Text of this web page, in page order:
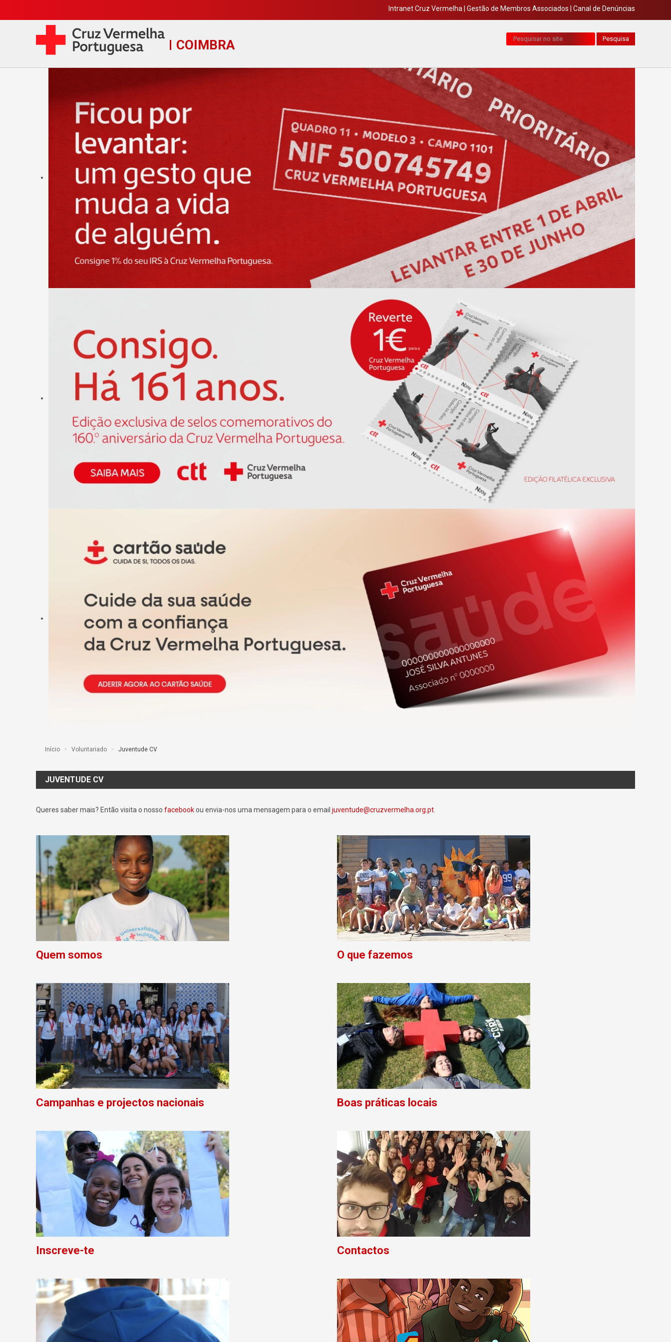
Intranet Cruz Vermelha Gestão de Membros Associados Canal de Denúncias
COIMBRA
Pesquisa... Pesquisa
Início > Voluntariado > Juventude CV
JUVENTUDE CV
Queres saber mais? Então visita o nosso facebookou envia-nos uma mensagem para o email juventude@cruzvermelha.org.pt
Quem somos O que fazemos
Campanhas e projectos nacionais Boas práticas locais
Inscreve-te Contactos